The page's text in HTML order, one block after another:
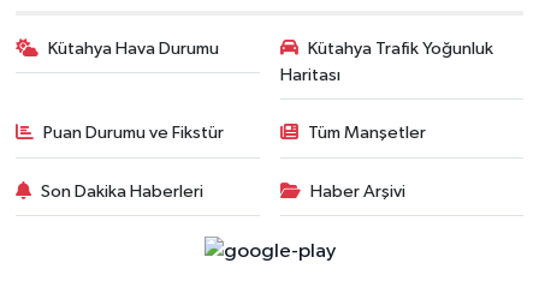
Kütahya Hava Durumu
Kütahya Trafik Yoğunluk
Haritası
Puan Durumu ve Fikstür Tüm Manşetler
Son Dakika Haberleri Haber Arşivi